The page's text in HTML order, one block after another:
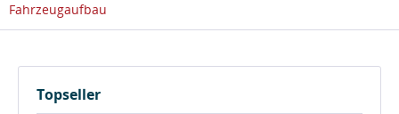
Fahrzeugaufbau
Topseller